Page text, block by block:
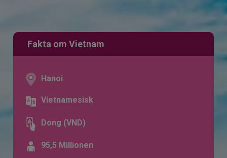
Fakta om Vietnam
Hanoi
Vietnamesisk
Dong (VND)
95,5 Millionen